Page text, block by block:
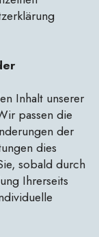
Inhalt unserer
passen die
der
dies
sobald durch
Ihrerseits